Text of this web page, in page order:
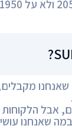
שאנחנו
אבל
שאנחנו